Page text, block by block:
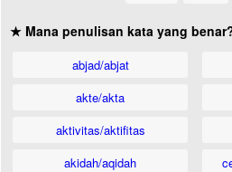
★ Mana penulisan kata yang
abjad/abjat
akte/akta
aktivitas/aktifitas
akidah/aqidah